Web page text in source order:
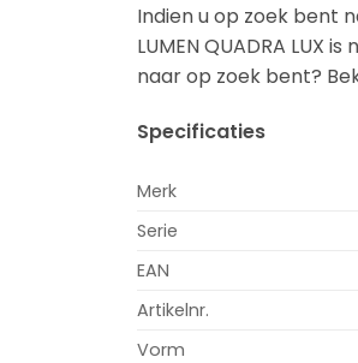
Indien u op zoek bent
LUMEN QUADRA LUX
naar op zoek bent?
Specificaties
Merk
Serie
EAN
Artikelnr.
Vorm